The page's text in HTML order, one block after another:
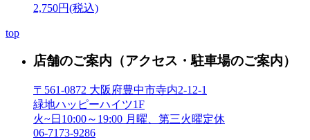
2,750円(税込)
top
店舗のご案内 （アクセス・駐車場のご案内）
〒561-0872 大阪府豊中市寺内2-12-1
緑地ハッピーハイツ1F
火~日10:00～19:00 月曜、第三火曜定休
06-7173-9286